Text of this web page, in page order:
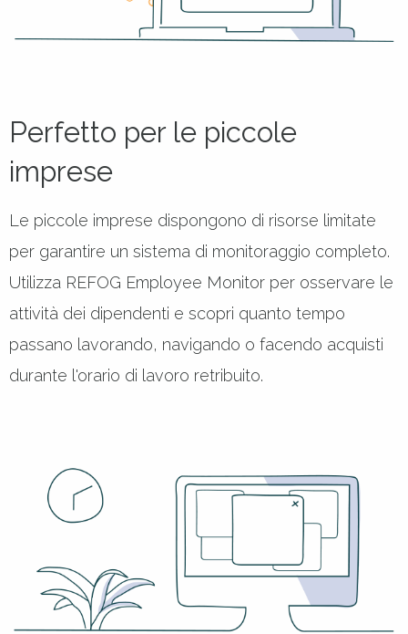
Perfetto per le piccole
imprese
Le piccole imprese dispongono di risorse limitate
per garantire un sistema di monitoraggio completo.
Utilizza REFOG Employee Monitor per osservare le
attività dei dipendenti e scopri quanto tempo
passano lavorando, navigando o facendo acquisti
durante l'orario di lavoro retribuito.